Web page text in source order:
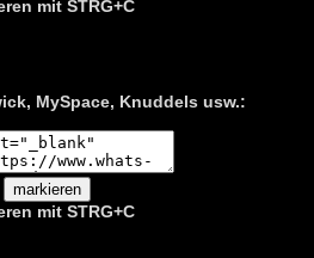
mit STRG+C
MySpace, Knuddels usw.:
mit STRG+C